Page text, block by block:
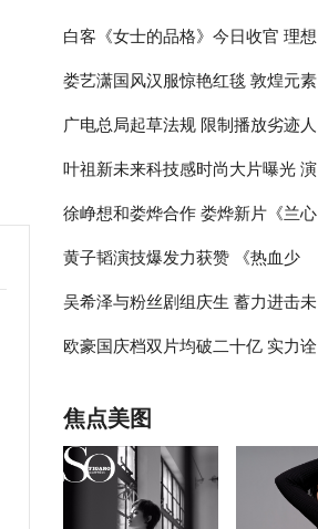
白客《女士的品格》今日收官 理想
伴侣程梁温暖治愈
娄艺潇国风汉服惊艳红毯 敦煌元素
彰显时尚包容性
广电总局起草法规 限制播放劣迹人
员参与的节目
叶祖新未来科技感时尚大片曝光 演
绎春日太阳男神
徐峥想和娄烨合作 娄烨新片《兰心
大剧院》却宣布撤档
黄子韬演技爆发力获赞 《热血少
年》收官在即
吴希泽与粉丝剧组庆生 蓄力进击未
来可期
欧豪国庆档双片均破二十亿 实力诠
焦点美图